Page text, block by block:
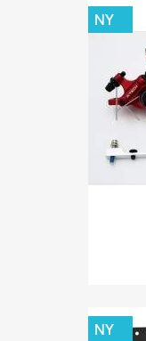
NY
NY